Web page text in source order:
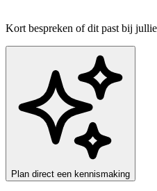
Kort bespreken of dit past bij
Plan direct een kennismaking